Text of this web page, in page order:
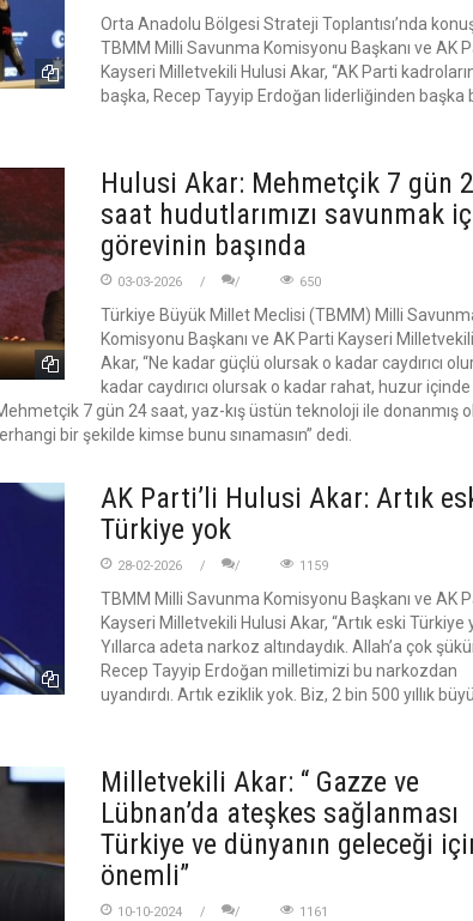
Orta Anadolu Bölgesi Strateji Toplantısı’nda
TBMM Milli Savunma Komisyonu Başkanı ve AK
Kayseri Milletvekili Hulusi Akar, “AK Parti
başka, Recep Tayyip Erdoğan liderliğinden başka
Hulusi Akar: Mehmetçik 7 gün
saat hudutlarımızı savunmak
görevinin başında
03-03-2026 650
Türkiye Büyük Millet Meclisi (TBMM) Milli
Komisyonu Başkanı ve AK Parti Kayseri
Akar, “Ne kadar güçlü olursak o kadar caydırıcı
kadar caydırıcı olursak o kadar rahat, huzur içinde
7 gün 24 saat, yaz-kış üstün teknoloji ile donanmış
bir şekilde kimse bunu sınamasın” dedi.
AK Parti’li Hulusi Akar: Artık
Türkiye yok
28-02-2026 1159
TBMM Milli Savunma Komisyonu Başkanı ve AK
Kayseri Milletvekili Hulusi Akar, “Artık eski Türkiye
Yıllarca adeta narkoz altındaydık. Allah’a çok
Recep Tayyip Erdoğan milletimizi bu narkozdan
uyandırdı. Artık eziklik yok. Biz, 2 bin 500 yıllık
Milletvekili Akar: “ Gazze ve
Lübnan’da ateşkes sağlanması
Türkiye ve dünyanın geleceği
önemli”
10-10-2024 1161